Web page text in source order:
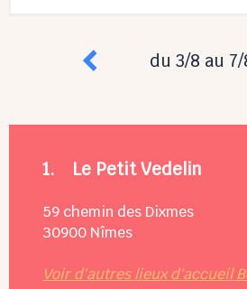
du 3/8 au 7/
1. Le Petit Vedelin
59 chemin des Dixmes
30900 Nîmes
Voir d'autres lieux d'accueil